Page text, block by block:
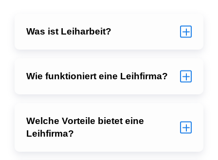
Was ist Leiharbeit?
Wie funktioniert eine Leihfirma?
Welche Vorteile bietet eine
Leihfirma?